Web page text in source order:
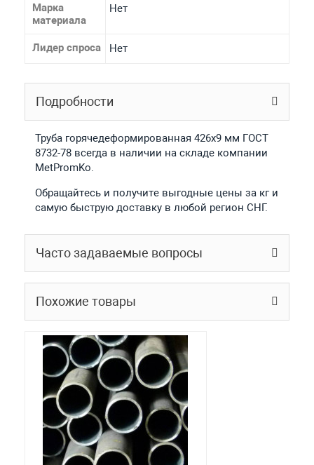
Марка
материала
Нет
Лидер спроса Нет
Подробности
Труба горячедеформированная 426х9 мм ГОСТ
8732-78 всегда в наличии на складе компании
MetPromKo.
Обращайтесь и получите выгодные цены за кг и
самую быструю доставку в любой регион СНГ.
Часто задаваемые вопросы
Похожие товары